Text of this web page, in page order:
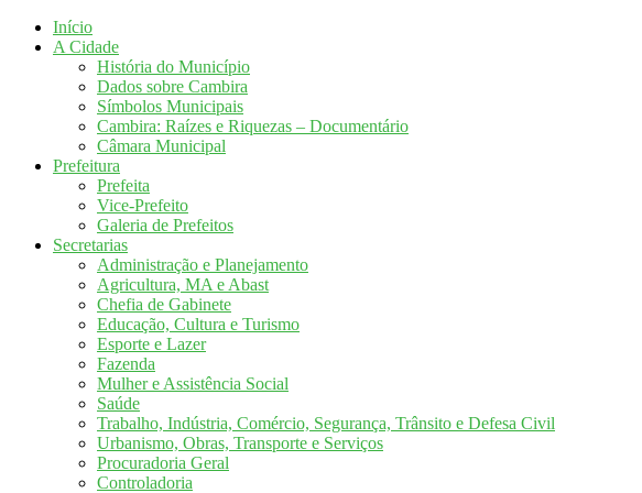
Início
A Cidade
História do Município
Dados sobre Cambira
Símbolos Municipais
Cambira: Raízes e Riquezas – Documentário
Câmara Municipal
Prefeitura
Prefeita
Vice-Prefeito
Galeria de Prefeitos
Secretarias
Administração e Planejamento
Agricultura, MA e Abast
Chefia de Gabinete
Educação, Cultura e Turismo
Esporte e Lazer
Fazenda
Mulher e Assistência Social
Saúde
Trabalho, Indústria, Comércio, Segurança, Trânsito e Defesa Civil
Urbanismo, Obras, Transporte e Serviços
Procuradoria Geral
Controladoria